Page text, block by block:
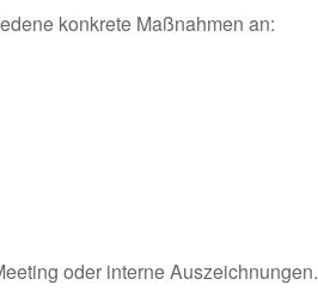
konkrete Maßnahmen an:
oder interne Auszeichnungen.